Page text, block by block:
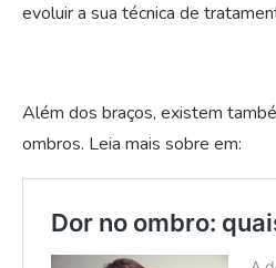
evoluir a sua técnica de
Além dos braços, existem
ombros. Leia mais sobre em: